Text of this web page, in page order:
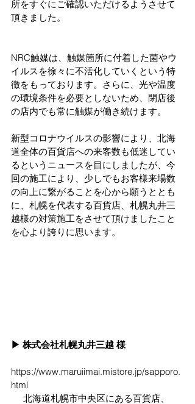
所をすぐにご確認いただけるようさせて
頂きました。
NRC触媒は、触媒箇所に付着した菌やウ
イルスを徐々に不活化していくという特
徴をもっております。さらに、光や温度
の環境条件を必要としないため、閉店後
の店内でも常に触媒が働き続けます。
新型コロナウイルスの影響により、北海
道全体の百貨店への来客数も低迷してい
るというニュースを目にしましたが、今
回の施工により、少しでもお客様来場数
の向上に繋がることを心から願うととも
に、札幌を代表する百貨店、札幌丸井三
越様の対策施工をさせて頂けましたこと
を心より誇りに思います。
▶ 株式会社札幌丸井三越 様
https://www.maruiimai.mistore.jp/sapporo.
html